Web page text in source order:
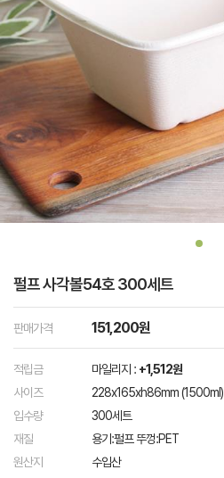
펄프 사각볼54호 300세트
판매가격 151,200원
적립금 마일리지 : +1,512원
사이즈
228x165xh86mm (1500ml)
입수량
300세트
재질
용기:펄프 뚜껑:PET
원산지
수입산